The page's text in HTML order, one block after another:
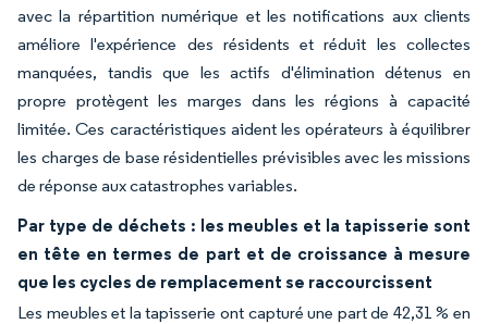
avec la répartition numérique et les notifications aux clients
améliore l'expérience des résidents et réduit les collectes
manquées, tandis que les actifs d'élimination détenus en
propre protègent les marges dans les régions à capacité
limitée. Ces caractéristiques aident les opérateurs à équilibrer
les charges de base résidentielles prévisibles avec les missions
de réponse aux catastrophes variables.
Par type de déchets : les meubles et la tapisserie sont
en tête en termes de part et de croissance à mesure
que les cycles de remplacement se raccourcissent
Les meubles et la tapisserie ont capturé une part de 42,31 % en